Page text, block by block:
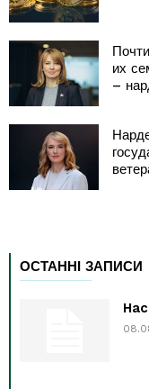
их
–
ОСТАННІ ЗАПИСИ